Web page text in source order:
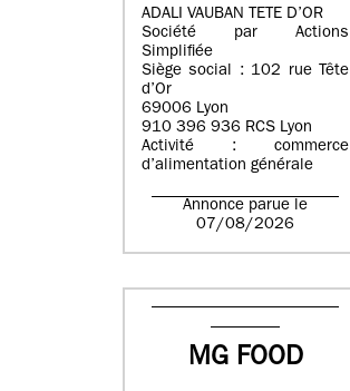
ADALI VAUBAN TETE D’OR
Société par Actions
Simplifiée
Siège social : 102 rue Tête
d’Or
69006 Lyon
910 396 936 RCS Lyon
Activité : commerce
d’alimentation générale
Annonce parue le
07/08/2026
MG FOOD